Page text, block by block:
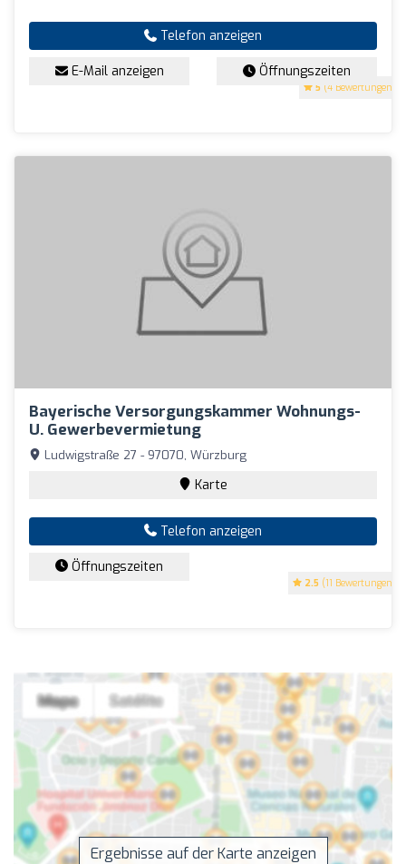
5 (4 Bewertungen)
Telefon anzeigen
E-Mail anzeigen Öffnungszeiten
Bayerische Versorgungskammer Wohnungs-
U. Gewerbevermietung
2.5 (11 Bewertungen)
Ludwigstraße 27 - 97070, Würzburg
Karte
Telefon anzeigen
Öffnungszeiten
Ergebnisse auf der Karte anzeigen